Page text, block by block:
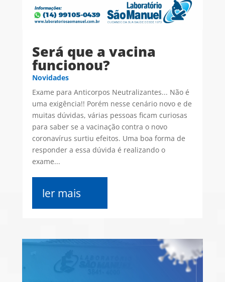
Será que a vacina
funcionou?
Novidades
Exame para Anticorpos Neutralizantes... Não é
uma exigência!! Porém nesse cenário novo e de
muitas dúvidas, várias pessoas ficam curiosas
para saber se a vacinação contra o novo
coronavírus surtiu efeitos. Uma boa forma de
responder a essa dúvida é realizando o
exame...
ler mais